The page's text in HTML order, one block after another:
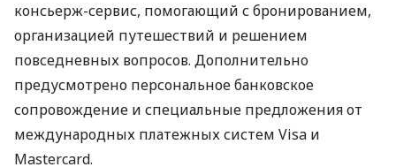
консьерж-сервис, помогающий с бронированием,
организацией путешествий и решением
повседневных вопросов. Дополнительно
предусмотрено персональное банковское
сопровождение и специальные предложения от
международных платежных систем Visa и
Mastercard.